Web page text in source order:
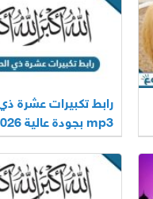
رابط تكبيرات عشرة
mp3 بجودة عالية 2026